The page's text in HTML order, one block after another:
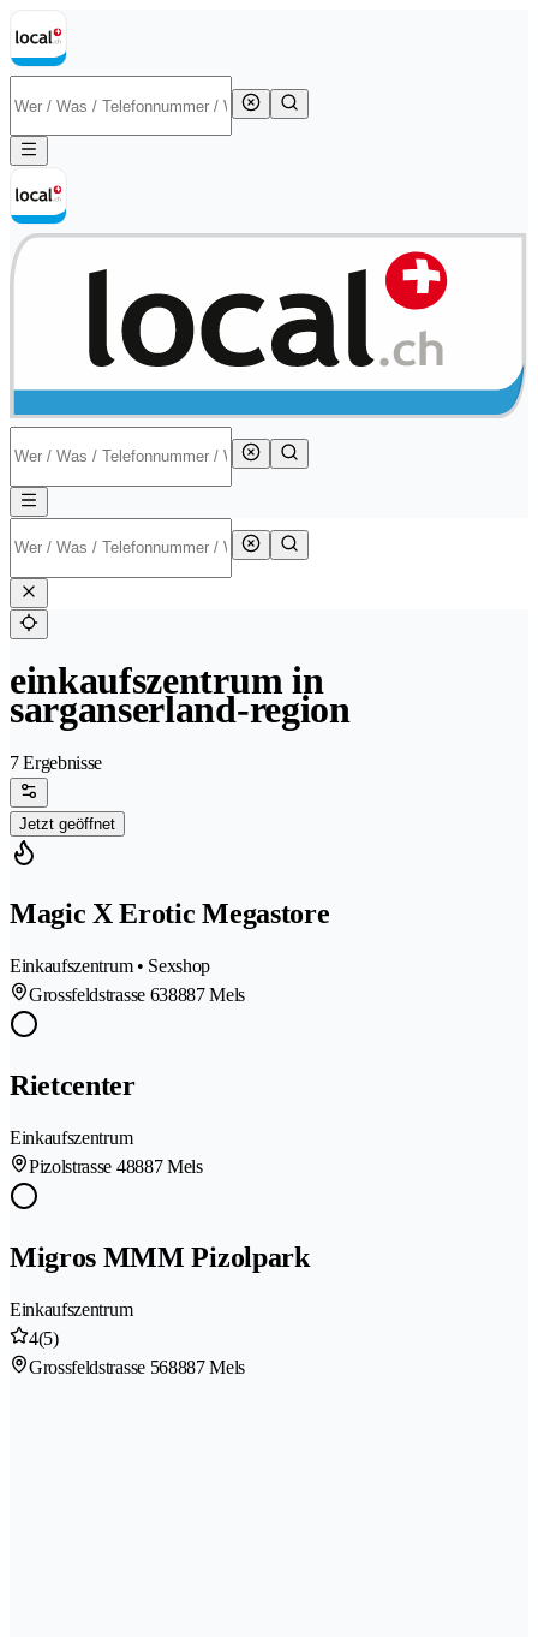
einkaufszentrum in
sarganserland-region
7 Ergebnisse
Jetzt geöffnet
Magic X Erotic Megastore
Einkaufszentrum • Sexshop
Grossfeldstrasse 638887 Mels
Rietcenter
Einkaufszentrum
Pizolstrasse 48887 Mels
Migros MMM Pizolpark
Einkaufszentrum
4(5)
Grossfeldstrasse 568887 Mels